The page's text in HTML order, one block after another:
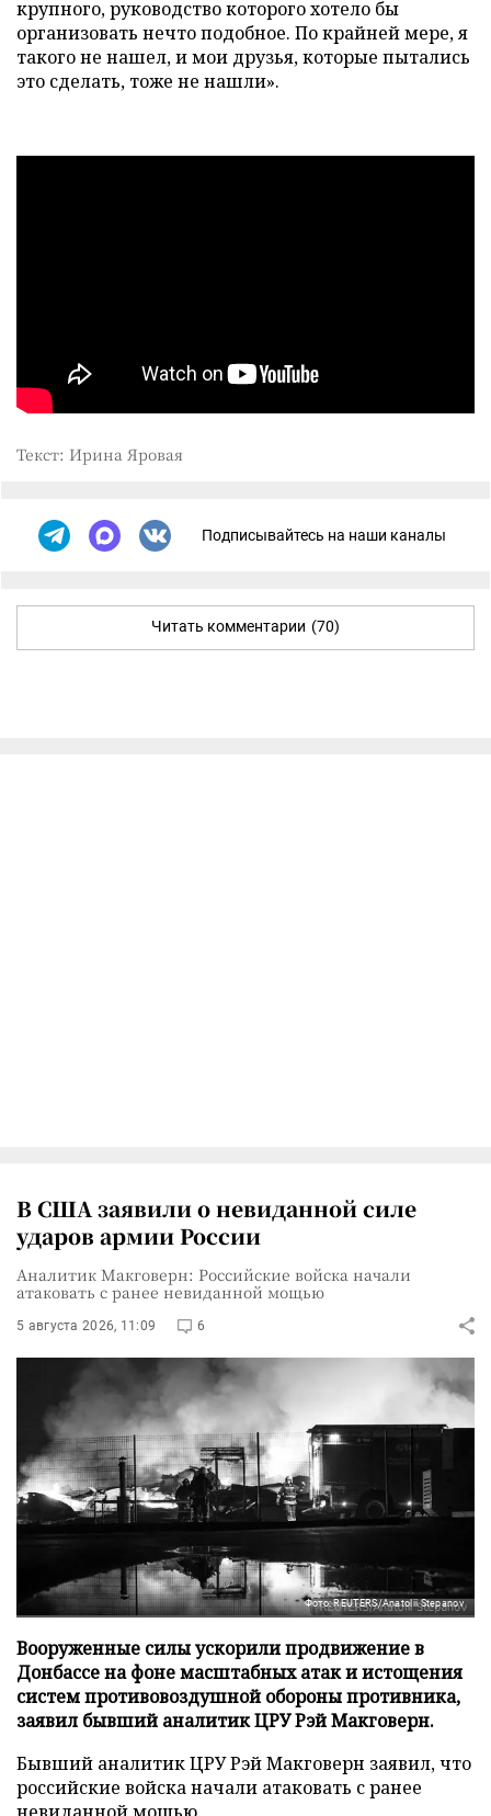
крупного, руководство которого хотело бы
организовать нечто подобное. По крайней мере, я
такого не нашел, и мои друзья, которые пытались
это сделать, тоже не нашли».
Текст: Ирина Яровая
Подписывайтесь на наши каналы
Читать комментарии (70)
В США заявили о невиданной силе
ударов армии России
Аналитик Макговерн: Российские войска начали
атаковать с ранее невиданной мощью
5 августа 2026, 11:09 6
Фото: REUTERS/Anatolii Stepanov
Вооруженные силы ускорили продвижение в
Донбассе на фоне масштабных атак и истощения
систем противовоздушной обороны противника,
заявил бывший аналитик ЦРУ Рэй Макговерн.
Бывший аналитик ЦРУ Рэй Макговерн заявил, что
российские войска начали атаковать с ранее